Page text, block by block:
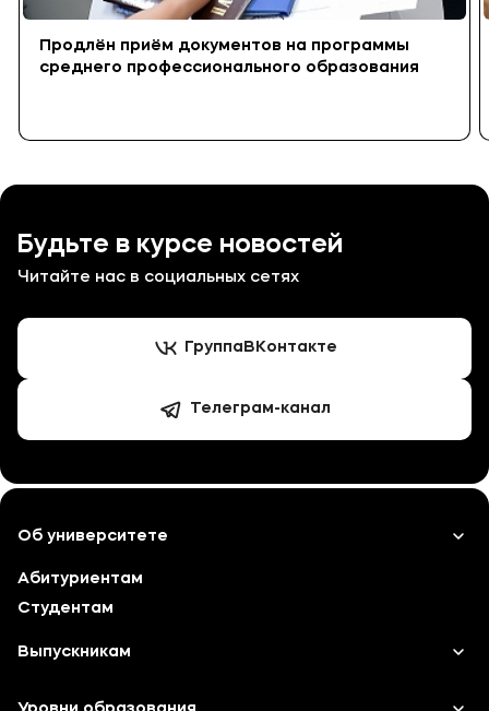
Продлён приём документов на программы
среднего профессионального образования
Будьте в курсе новостей
Читайте нас в социальных сетях
ГруппаВКонтакте
Телеграм-канал
Об университете
Лицензии и документы
Абитуриентам
Студентам
Выпускникам
Карьера